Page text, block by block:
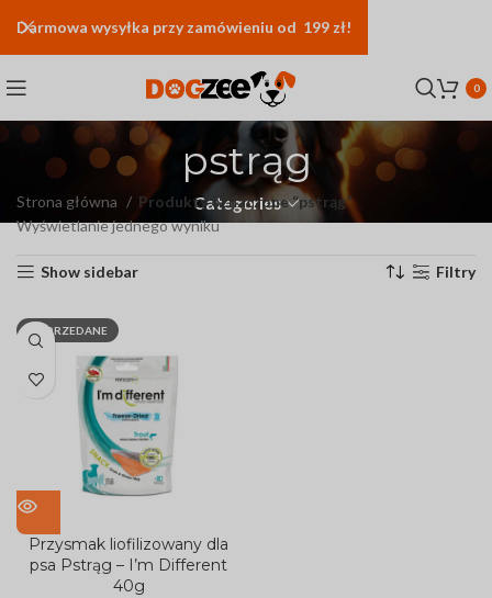
0
pstrąg
Categories
Strona główna
Produkty oznaczone “pstrąg”
Wyświetlanie jednego wyniku
Show sidebar Filtry
WYPRZEDANE
Przysmak liofilizowany dla
psa Pstrąg – I’m Different
40g
Darmowa wysyłka przy zamówieniu od 199 zł!